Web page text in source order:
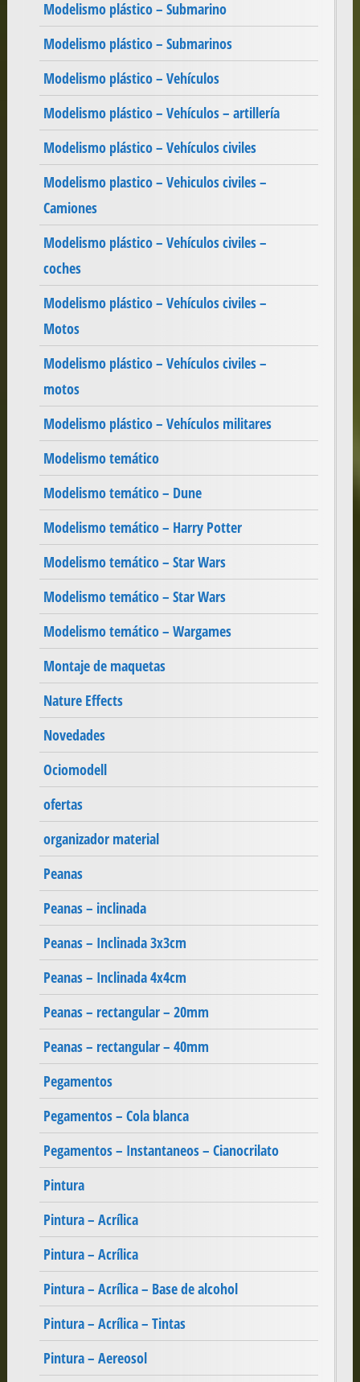
Modelismo plástico – Submarino
Modelismo plástico – Submarinos
Modelismo plástico – Vehículos
Modelismo plástico – Vehículos – artillería
Modelismo plástico – Vehículos civiles
Modelismo plastico – Vehiculos civiles –
Camiones
Modelismo plástico – Vehículos civiles –
coches
Modelismo plástico – Vehículos civiles –
Motos
Modelismo plástico – Vehículos civiles –
motos
Modelismo plástico – Vehículos militares
Modelismo temático
Modelismo temático – Dune
Modelismo temático – Harry Potter
Modelismo temático – Star Wars
Modelismo temático – Star Wars
Modelismo temático – Wargames
Montaje de maquetas
Nature Effects
Novedades
Ociomodell
ofertas
organizador material
Peanas
Peanas – inclinada
Peanas – Inclinada 3x3cm
Peanas – Inclinada 4x4cm
Peanas – rectangular – 20mm
Peanas – rectangular – 40mm
Pegamentos
Pegamentos – Cola blanca
Pegamentos – Instantaneos – Cianocrilato
Pintura
Pintura – Acrílica
Pintura – Acrílica
Pintura – Acrílica – Base de alcohol
Pintura – Acrílica – Tintas
Pintura – Aereosol